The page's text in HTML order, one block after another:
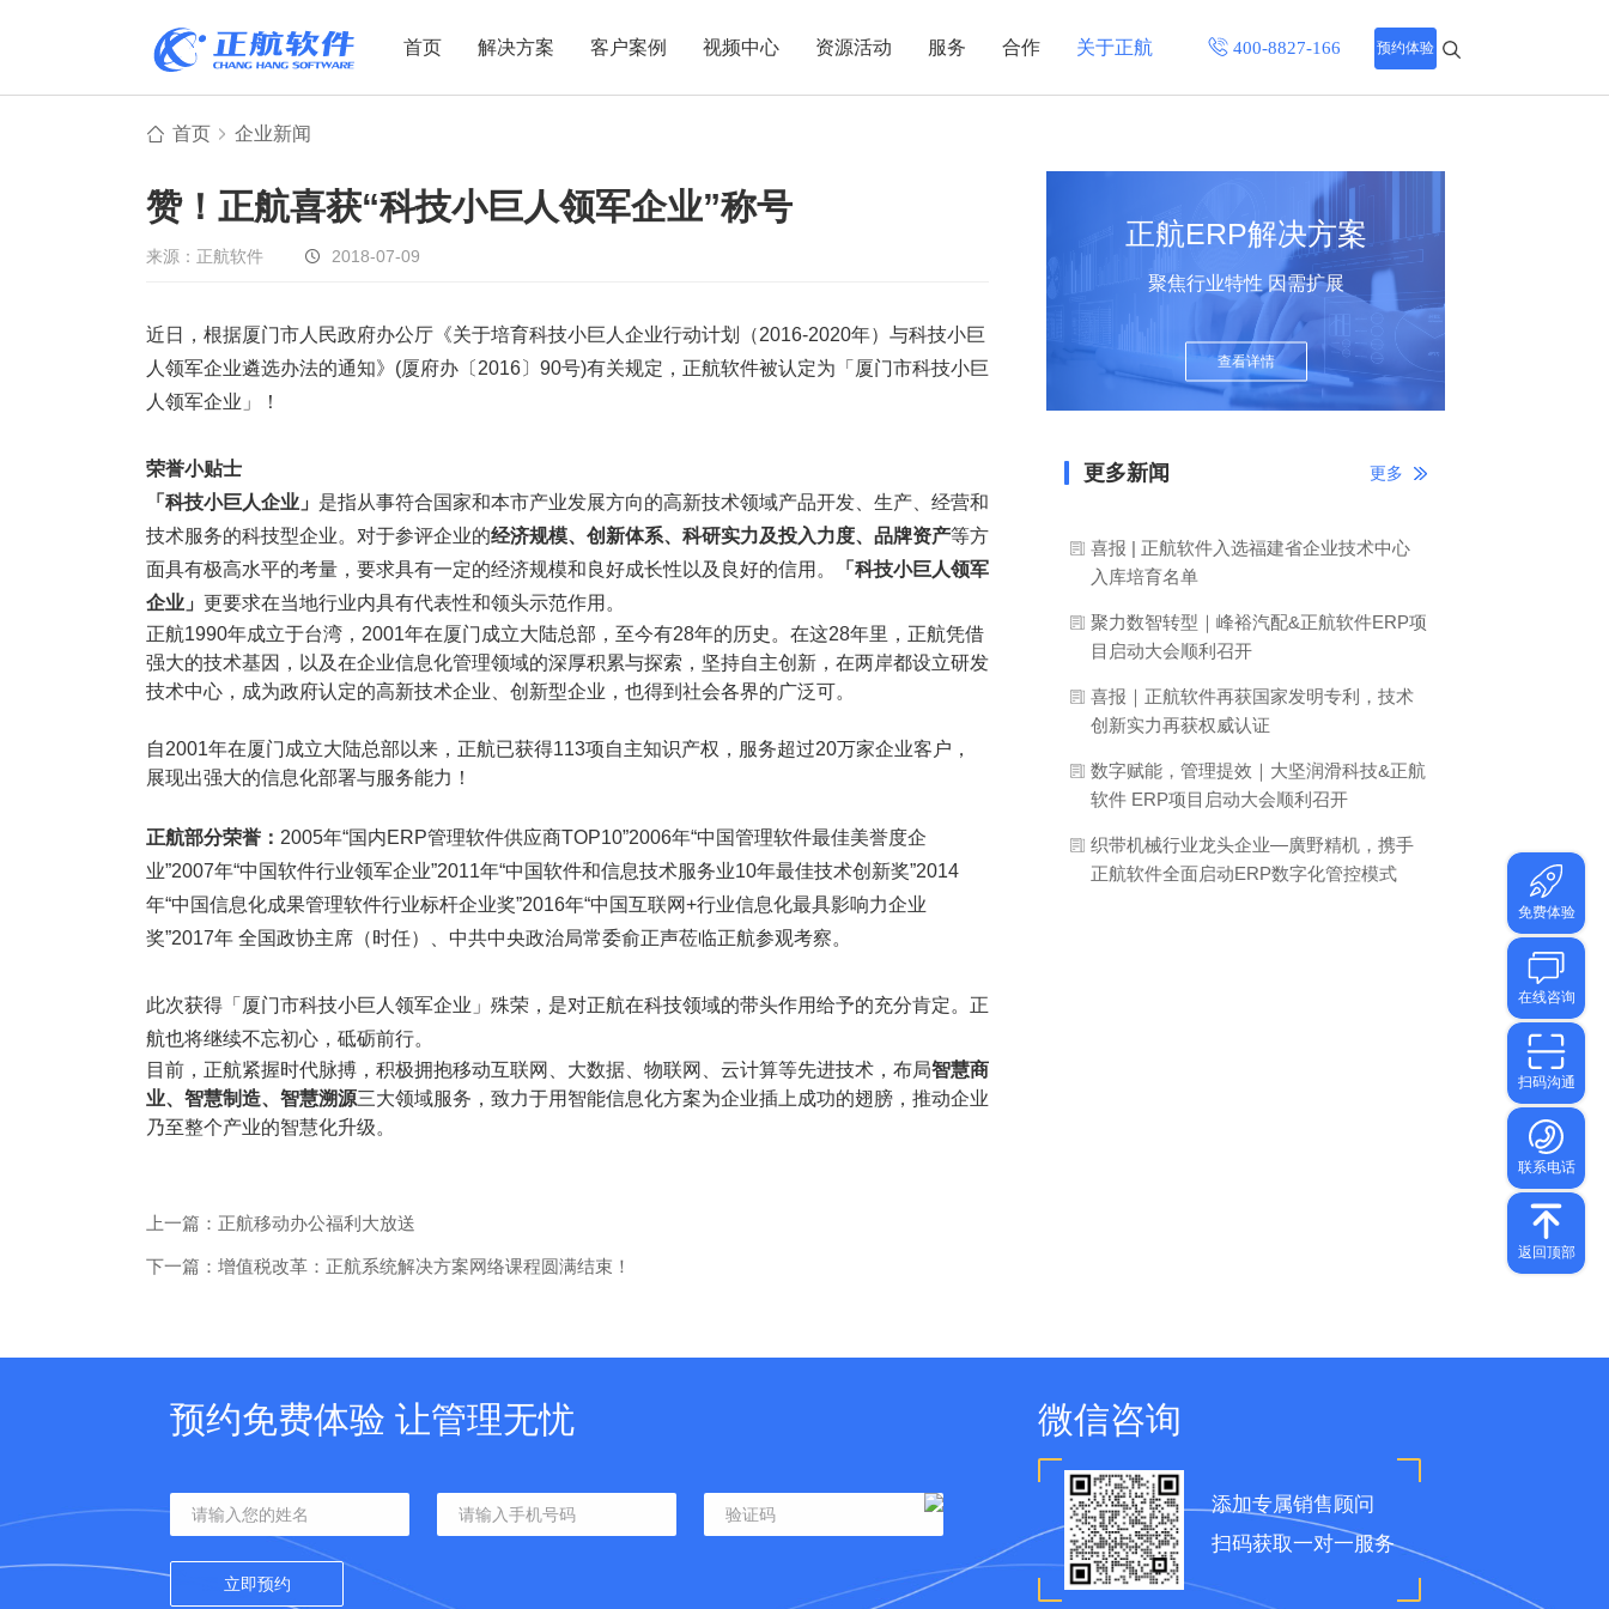
首页 解决方案
设备制造
非标自动化
电子制造
装备制造
机械行业
PCB行业
塑胶加工
智能制造
查看更多>
电子贸易
大宗贸易
IC贸易行业
工贸一体型
整合型贸易
工业设备贸易
查看更多>
生产管理
销售管理
成本核算
研发管理
数字车间
进销存管理
查看更多>
移动报工
智能物流
物料齐套
数据可视化
替代料管理
查看更多>
客户案例
机电设备 家用电器 电子制造
视频中心 资源活动 服务 合作 关于正航
联系正航
网站导航
预约体验
首页 企业新闻
赞！正航喜获“科技小巨人领军企业”称号
来源：正航软件 2018-07-09
近日，根据厦门市人民政府办公厅《关于培育科技小巨人企业行动计划（2016-2020年）与科技小巨
人领军企业遴选办法的通知》(厦府办〔2016〕90号)有关规定，正航软件被认定为「厦门市科技小巨
人领军企业」！
荣誉小贴士
「科技小巨人企业」 是指从事符合国家和本市产业发展方向的高新技术领域产品开发、生产、经营和
技术服务的科技型企业。对于参评企业的经济规模、创新体系、科研实力及投入力度、品牌资产等方
面具有极高水平的考量，要求具有一定的经济规模和良好成长性以及良好的信用。
「科技小巨人领军
企业」 更要求在当地行业内具有代表性和领头示范作用。
正航1990年成立于台湾，2001年在厦门成立大陆总部，至今有28年的历史。在这28年里，正航凭借
强大的技术基因，以及在企业信息化管理领域的深厚积累与探索，坚持自主创新，在两岸都设立研发
技术中心，成为政府认定的高新技术企业、创新型企业，也得到社会各界的广泛可。
自2001年在厦门成立大陆总部以来，正航已获得113项自主知识产权，服务超过20万家企业客户，
展现出强大的信息化部署与服务能力！
正航部分荣誉： 2005年“国内ERP管理软件供应商TOP10”2006年“中国管理软件最佳美誉度企
业”2007年“中国软件行业领军企业”2011年“中国软件和信息技术服务业10年最佳技术创新奖”2014
年“中国信息化成果管理软件行业标杆企业奖”2016年“中国互联网+行业信息化最具影响力企业
奖”2017年 全国政协主席（时任）、中共中央政治局常委俞正声莅临正航参观考察。
此次获得「厦门市科技小巨人领军企业」殊荣，是对正航在科技领域的带头作用给予的充分肯定。正
航也将继续不忘初心，砥砺前行。
目前，正航紧握时代脉搏，积极拥抱移动互联网、大数据、物联网、云计算等先进技术，布局智慧商
业、智慧制造、智慧溯源三大领域服务，致力于用智能信息化方案为企业插上成功的翅膀，推动企业
乃至整个产业的智慧化升级。
上一篇：正航移动办公福利大放送
下一篇：增值税改革：正航系统解决方案网络课程圆满结束！
正航ERP解决方案
聚焦行业特性 因需扩展
查看详情
更多新闻 更多
喜报 | 正航软件入选福建省企业技术中心
入库培育名单
聚力数智转型｜峰裕汽配&正航软件ERP项
目启动大会顺利召开
喜报｜正航软件再获国家发明专利，技术
创新实力再获权威认证
数字赋能，管理提效｜大坚润滑科技&正航
软件 ERP项目启动大会顺利召开
织带机械行业龙头企业—廣野精机，携手
正航软件全面启动ERP数字化管控模式
预约免费体验 让管理无忧 微信咨询
添加专属销售顾问
扫码获取一对一服务